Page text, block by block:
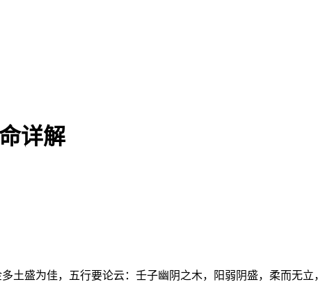
详解
土盛为佳，五行要论云：壬子幽阴之木，阳弱阴盛，柔而无立